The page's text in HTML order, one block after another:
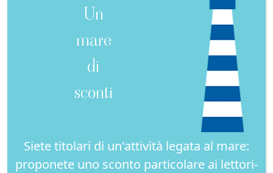
Un
mare
di
sconti
Siete titolari di un'attività legata al mare:
proponete uno sconto particolare ai lettori-